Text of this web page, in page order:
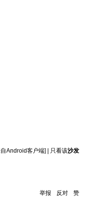
沙发
自Android客户端]
只看该
举报 反对 赞